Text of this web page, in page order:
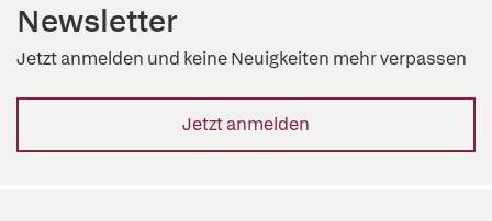
Newsletter
Jetzt anmelden und keine Neuigkeiten mehr verpassen
Jetzt anmelden